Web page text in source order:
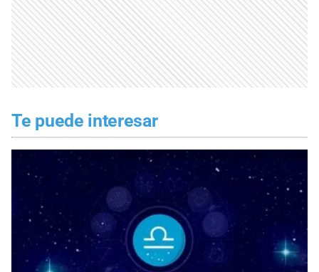
Te puede interesar